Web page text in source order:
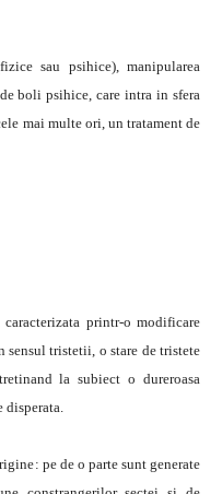
sau psihice), manipularea
boli psihice, care intra in sfera
mai multe ori, un tratament de
printr-o modificare
tristetii, o stare de tristete
la subiect o dureroasa
disperata.
pe de o parte sunt generate